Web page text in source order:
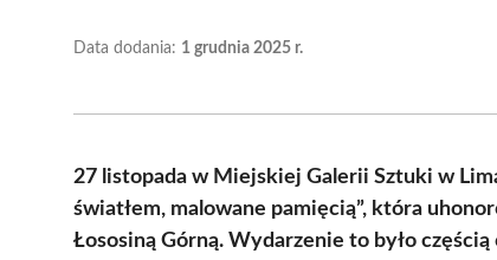
Data dodania: 1 grudnia 2025 r.
27 listopada w Miejskiej Galerii Sztuki w
światłem, malowane pamięcią”, która
Łososiną Górną. Wydarzenie to było